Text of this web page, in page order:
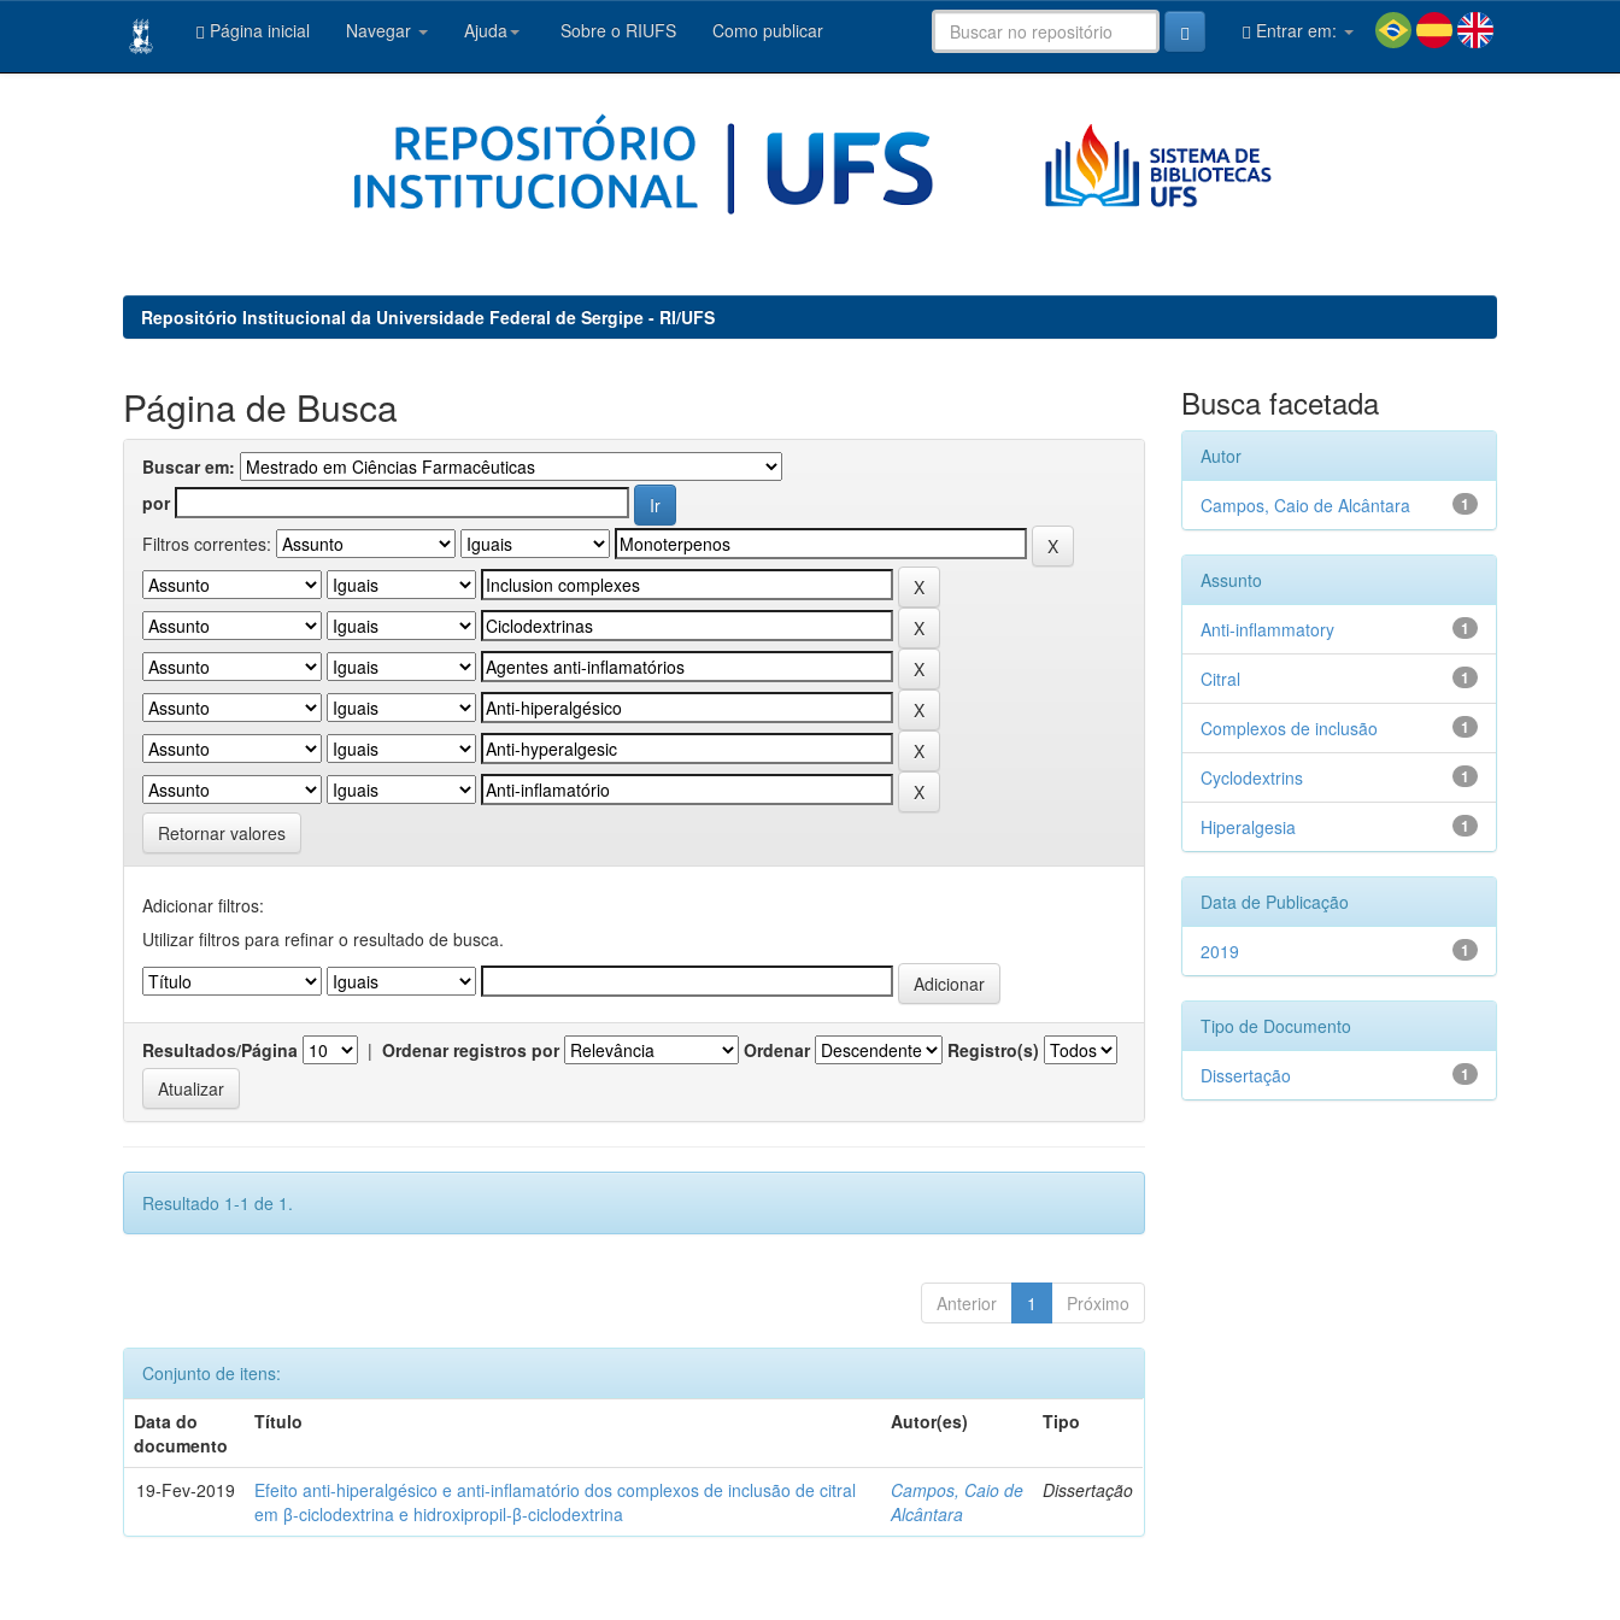
Página inicial Navegar Ajuda Sobre o RIUFS Como publicar Entrar em:
Repositório Institucional da Universidade Federal de Sergipe - RI/UFS
Página de Busca
Buscar em:
por
Filtros correntes:
Retornar valores
Adicionar filtros:
Utilizar filtros para refinar o resultado de busca.
Resultados/Página | Ordenar registros por Ordenar Registro(s)
Resultado 1-1 de 1.
Anterior 1 Próximo
Conjunto de itens:
Data do
documento
Título Autor(es) Tipo
19-Fev-2019
Efeito anti-hiperalgésico e anti-inflamatório dos complexos de inclusão de citral
em β-ciclodextrina e hidroxipropil-β-ciclodextrina
Campos, Caio de
Alcântara
Dissertação
Busca facetada
Autor
1
Campos, Caio de Alcântara
Assunto
1
Anti-inflammatory
1
Citral
1
Complexos de inclusão
1
Cyclodextrins
1
Hiperalgesia
Data de Publicação
1
2019
Tipo de Documento
1
Dissertação